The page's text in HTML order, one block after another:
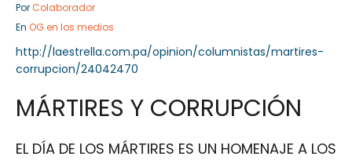
Sector Público
Servicios
Empresa Privada
Por Colaborador
En OG en los medios
http://laestrella.com.pa/opinion/columnistas/martires-
corrupcion/24042470
MÁRTIRES Y CORRUPCIÓN
EL DÍA DE LOS MÁRTIRES ES UN HOMENAJE A LOS